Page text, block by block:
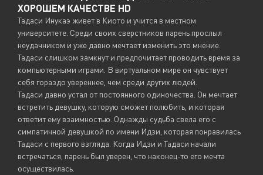
ХОРОШЕМ КАЧЕСТВЕ HD
Тадаси Инукаэ живет в Киото и учится в местном
университете. Среди своих сверстников парень прослыл
неудачником и уже давно мечтает изменить это мнение.
Тадаси слишком замкнут и предпочитает проводить время за
компьютерными играми. В виртуальном мире он чувствует
себя гораздо увереннее, чем среди других людей.
Тадаси давно устал от постоянного одиночества. Он мечтает
встретить девушку, которую сможет полюбить, и которая
ответит ему взаимностью. Однажды судьба свела его с
симпатичной девушкой по имени Идзи, которая понравилась
Тадаси с первого взгляда. Когда Идзи и Тадаси начали
встречаться, парень был уверен, что наконец-то его мечта
осуществилась.